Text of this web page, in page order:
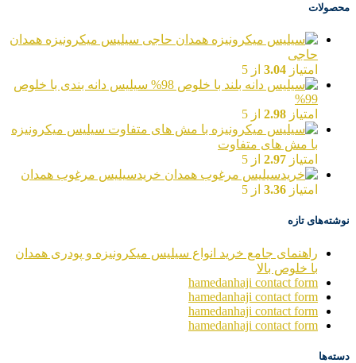
محصولات
سیلیس میکرونیزه همدان
حاجی
امتیاز 3.04 از 5
سیلیس دانه بندی با خلوص
99%
امتیاز 2.98 از 5
سیلیس میکرونیزه
با مش های متفاوت
امتیاز 2.97 از 5
خریدسیلیس مرغوب همدان
امتیاز 3.36 از 5
نوشته‌های تازه
راهنمای جامع خرید انواع سیلیس میکرونیزه و پودری همدان
با خلوص بالا
hamedanhaji contact form
hamedanhaji contact form
hamedanhaji contact form
hamedanhaji contact form
دسته‌ها